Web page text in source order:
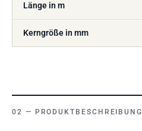
Länge in m
Kerngröße in mm
PRODUKTBESCHREIBUNG